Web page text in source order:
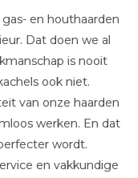
en houthaarden
Dat doen we al
is nooit
ook niet.
van onze haarden
werken. En dat
wordt.
en vakkundige